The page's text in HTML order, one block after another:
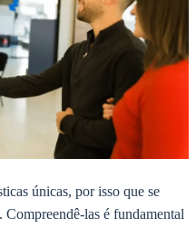
únicas, por isso que se
las é fundamental